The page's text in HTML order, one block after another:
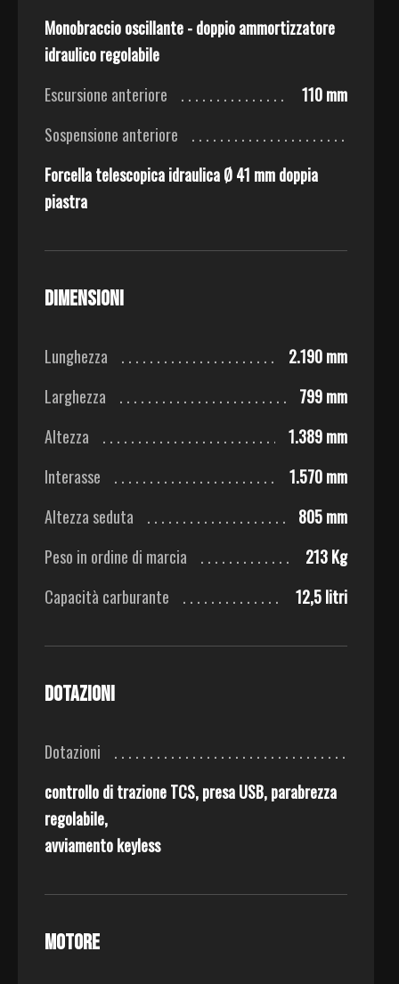
Monobraccio oscillante - doppio ammortizzatore
idraulico regolabile
Escursione anteriore
110 mm
Sospensione anteriore
Forcella telescopica idraulica Ø 41 mm doppia
piastra
Dimensioni
Lunghezza
2.190 mm
Larghezza
799 mm
Altezza
1.389 mm
Interasse
1.570 mm
Altezza seduta
805 mm
Peso in ordine di marcia
213 Kg
Capacità carburante
12,5 litri
Dotazioni
Dotazioni
controllo di trazione TCS, presa USB, parabrezza
regolabile,
avviamento keyless
Motore